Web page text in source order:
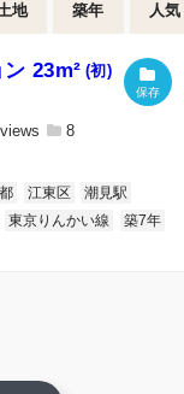
地 築年 人気
23m² (初)
8
江東区
潮見駅
東京りんかい線
築7年